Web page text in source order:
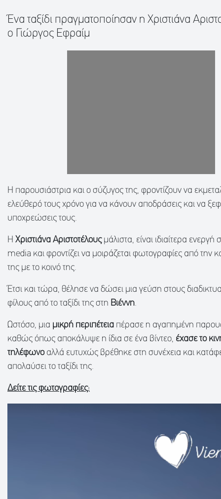
Ένα ταξίδι πραγματοποίησαν η Χριστιάνα
ο Γιώργος Εφραίμ
Η παρουσιάστρια και ο σύζυγος της, φροντίζουν να
ελεύθερό τους χρόνο για να κάνουν αποδράσεις και να
υποχρεώσεις τους.
Η Χριστιάνα Αριστοτέλουςμάλιστα, είναι ιδιαίτερα ενεργή
media και φροντίζει να μοιράζεται φωτογραφίες από την
της με το κοινό της.
Έτσι και τώρα, θέλησε να δώσει μια γεύση στους
φίλους από το ταξίδι της στη Βιέννη.
Ωστόσο, μια μικρή περιπέτεια πέρασε η αγαπημένη
καθώς όπως αποκάλυψε η ίδια σε ένα βίντεο, έχασε το
τηλέφωνοαλλά ευτυχώς βρέθηκε στη συνέχεια και
απολαύσει το ταξίδι της.
Δείτε τις φωτογραφίες: